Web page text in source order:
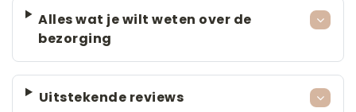
Alles wat je wilt weten over de
bezorging
Uitstekende reviews